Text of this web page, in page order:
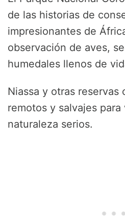
de las historias de
impresionantes de
observación de aves,
humedales llenos de
Niassa y otras reservas
remotos y salvajes para
naturaleza serios.